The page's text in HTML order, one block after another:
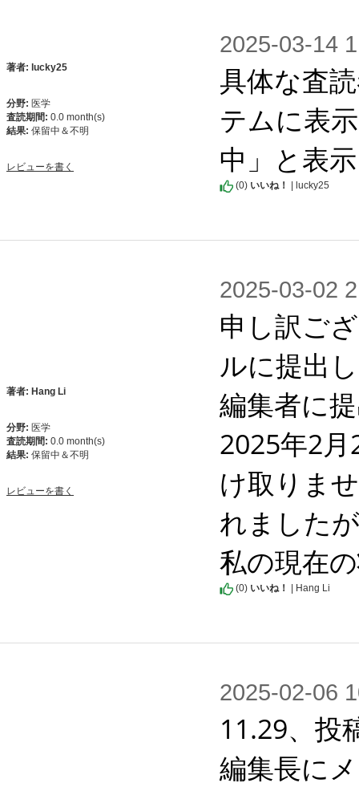
著者: lucky25
分野: 医学
査読期間: 0.0 month(s)
結果: 保留中＆不明
レビューを書く
2025-03-14
具体な査
テムに表
中」と表
(0) いいね！ | lucky25
著者: Hang Li
分野: 医学
査読期間: 0.0 month(s)
結果: 保留中＆不明
レビューを書く
2025-03-02
申し訳ご
ルに提出
編集者に
2025年2
け取りま
れました
私の現在
(0) いいね！ | Hang Li
2025-02-06
11.29、投
編集長に